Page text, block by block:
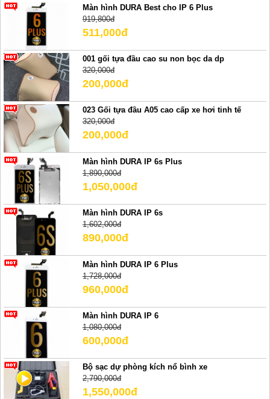
Màn hình DURA Best cho IP 6 Plus
919,800đ
511,000đ
001 gối tựa đầu cao su non bọc da dp
320,000đ
200,000đ
023 Gối tựa đầu A05 cao cấp xe hơi tinh tế
320,000đ
200,000đ
Màn hình DURA IP 6s Plus
1,890,000đ
1,050,000đ
Màn hình DURA IP 6s
1,602,000đ
890,000đ
Màn hình DURA IP 6 Plus
1,728,000đ
960,000đ
Màn hình DURA IP 6
1,080,000đ
600,000đ
Bộ sạc dự phòng kích nổ bình xe
2,790,000đ
1,550,000đ